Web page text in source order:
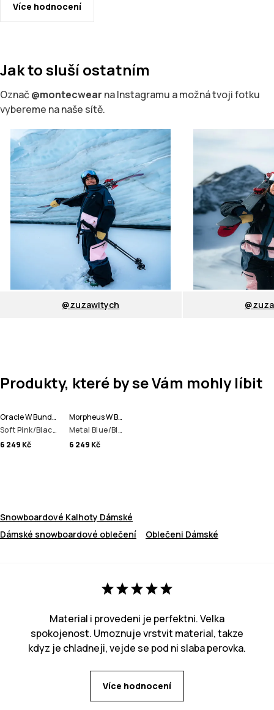
Více hodnocení
Jak to sluší ostatním
Označ@montecwear na Instagramu a možná tvoji fotku
vybereme na naše sítě.
@zuzawitych
Produkty, které by se Vám mohly líbit
Oracle W Bunda na Snowboard Dámské
Soft Pink/Black/Metal Blue
6 249 Kč
Morpheus W Bunda na Snowboard Dámské
Metal Blue/Black/Soft Pink
6 249 Kč
Snowboardové Kalhoty Dámské
Dámské snowboardové oblečení
Oblečeni Dámské
Material i provedeni je perfektni. Velka
spokojenost. Umoznuje vrstvit material, takze
kdyz je chladneji, vejde se pod ni slaba perovka.
Více hodnocení